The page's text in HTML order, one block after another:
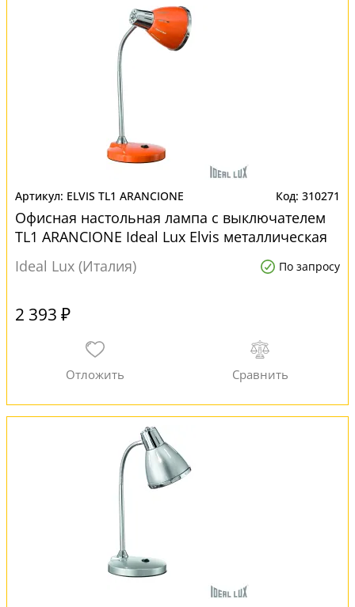
ELVIS TL1 ARANCIONE 310271
Офисная настольная лампа с выключателем
TL1 ARANCIONE Ideal Lux Elvis металлическая
Ideal Lux (Италия)
По запросу
2 393 ₽